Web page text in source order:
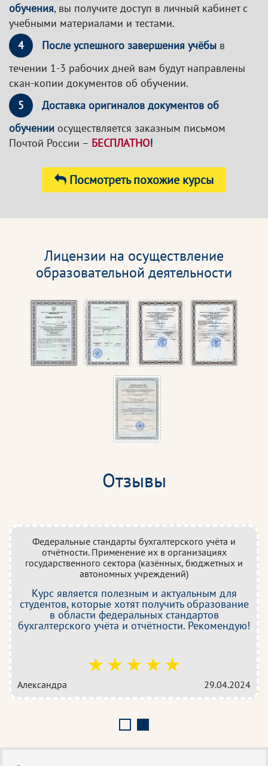
обучения, вы получите доступ в личный кабинет с
учебными материалами и тестами.
4
После успешного завершения учёбы в
течении 1-3 рабочих дней вам будут направлены
скан-копии документов об обучении.
5
Доставка оригиналов документов об
обучении осуществляется заказным письмом
Почтой России – БЕСПЛАТНО!
Посмотреть похожие курсы
Лицензии на осуществление
образовательной деятельности
Отзывы
Федеральные стандарты бухгалтерского учёта и
отчётности. Применение их в организациях
государственного сектора (казённых, бюджетных и
автономных учреждений)
Курс является полезным и актуальным для
студентов, которые хотят получить образование
в области федеральных стандартов
бухгалтерского учёта и отчётности. Рекомендую!
Александра 29.04.2024